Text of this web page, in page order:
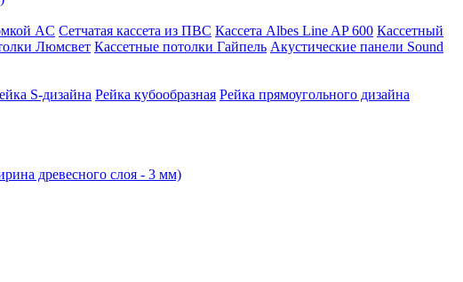
AC Сетчатая кассета из ПВС Кассета Albes Line AP 600 Кассетный
Люмсвет Кассетные потолки Гайпель Акустические панели Sound
S-дизайна Рейка кубообразная Рейка прямоугольного дизайна
древесного слоя - 3 мм)